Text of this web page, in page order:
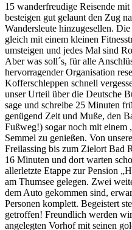
15 wanderfreudige Reisende
besteigen gut gelaunt den Zug
Wandersleute hinzugesellen.
gleich mit einem kleinen
umsteigen und jedes Mal sind
Aber was soll´s, für alle
hervorragender Organisation
Kofferschleppen schnell
unser Urteil über die Deutsche
sage und schreibe 25 Minuten
genügend Zeit und Muße, den
Fußweg!) sogar noch mit einem
Semmel zu genießen. Von
Freilassing bis zum Zielort Bad
16 Minuten und dort warten
allerletzte Etappe zur Pension
am Thumsee gelegen. Zwei
dem Auto gekommen sind,
Personen komplett. Begeistert
getroffen! Freundlich werden
angelegten Vorhof mit seinen